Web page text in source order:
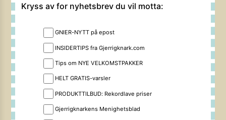
Kryss av for nyhetsbrev du vil motta:
GNIER-NYTT på epost
INSIDERTIPS fra Gjerrigknark.com
Tips om NYE VELKOMSTPAKKER
HELT GRATIS-varsler
PRODUKTTILBUD: Rekordlave priser
Gjerrigknarkens Menighetsblad